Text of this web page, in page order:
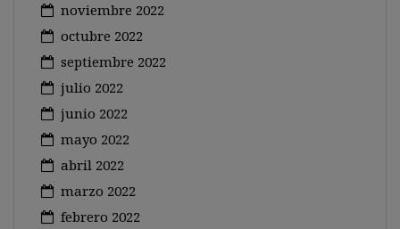
noviembre 2022
octubre 2022
septiembre 2022
julio 2022
junio 2022
mayo 2022
abril 2022
marzo 2022
febrero 2022